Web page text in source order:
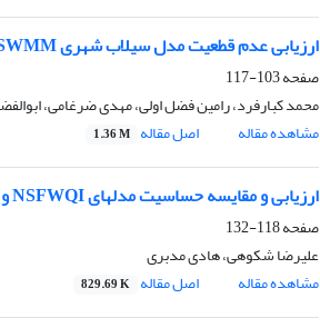
ارزیابی عدم قطعیت مدل سیلاب شهری SWMM با استفاده از روش GLUE مطالعه موردی: منطقه 2 شهرداری کلان‌شهر تبریز
صفحه103-117
محمد کبارفرد، رامین فضل اولی، مهدی ضرغامی،
مشاهده مقاله
اصل مقاله 1.36 M
ارزیابی و مقایسه حساسیت مدلهای NSFWQI و IRWQISC نسبت به پارامترهای کیفیت آب
صفحه118-132
علیرضا شکوهی، هادی مدبری
مشاهده مقاله
اصل مقاله 829.69 K